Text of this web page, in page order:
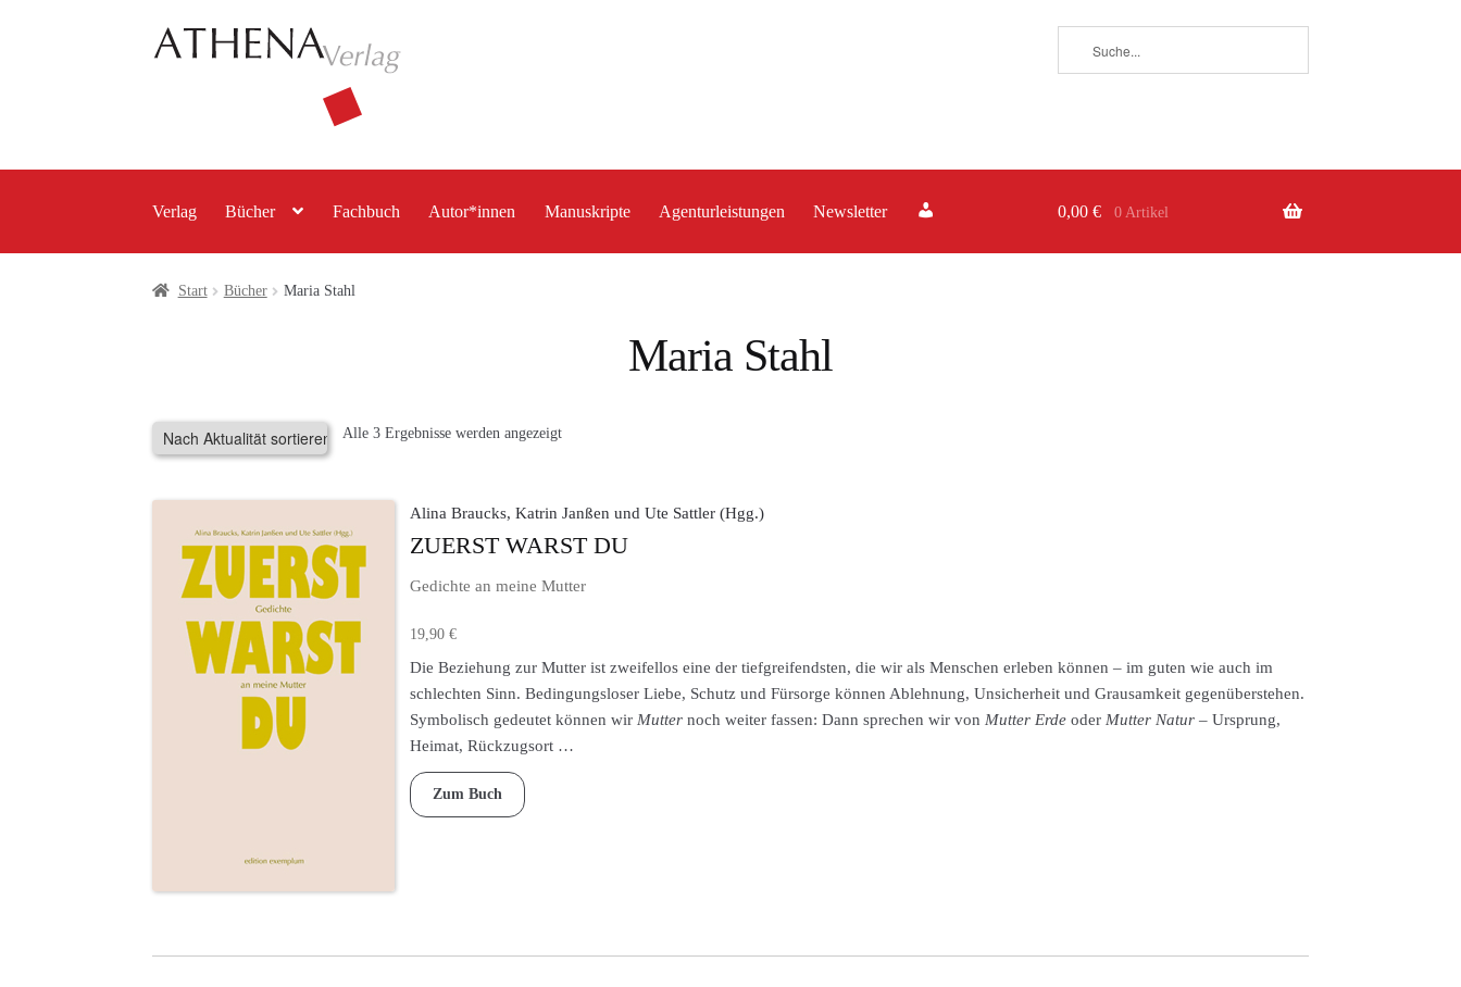
Zur
Zum
Verlag Bücher Fachbuch Autor*innen Manuskripte Agenturleistungen Newsletter 0,00 € 0 Artikel
Start Bücher Maria Stahl
Maria Stahl
Alle 3 Ergebnisse werden angezeigtNach
Alina Braucks, Katrin Janßen und Ute Sattler (Hgg.)
ZUERST WARST DU
Gedichte an meine Mutter
19,90€
Die Beziehung zur Mutter ist zweifellos eine der tiefgreifendsten, die wir als Menschen erleben können – im guten wie auch im
schlechten Sinn. Bedingungsloser Liebe, Schutz und Fürsorge können Ablehnung, Unsicherheit und Grausamkeit gegenüberstehen.
Symbolisch gedeutet können wir Mutternoch weiter fassen: Dann sprechen wir von Mutter Erde oder Mutter Natur – Ursprung,
Heimat, Rückzugsort …
Zum Buch